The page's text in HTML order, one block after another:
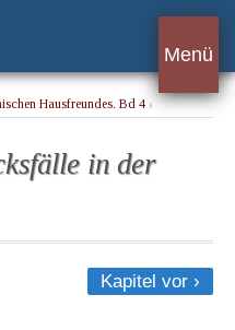
Menü
Hausfreundes. Bd 4 ›
in der
Kapitel vor ›